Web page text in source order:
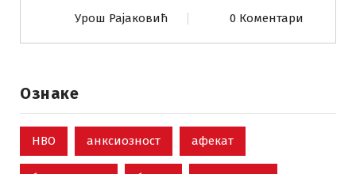
Урош Рајаковић 0 Коментари
Ознаке
НВО анксиозност афекат